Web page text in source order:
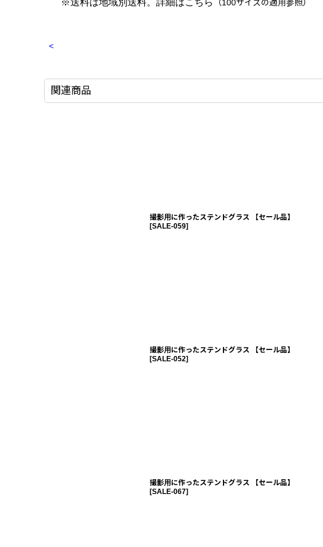
（100サイズの適用参照）
<
関連商品
撮影用に作ったステンドグラス 【セール品】
[SALE-059]
撮影用に作ったステンドグラス 【セール品】
[SALE-052]
撮影用に作ったステンドグラス 【セール品】
[SALE-067]